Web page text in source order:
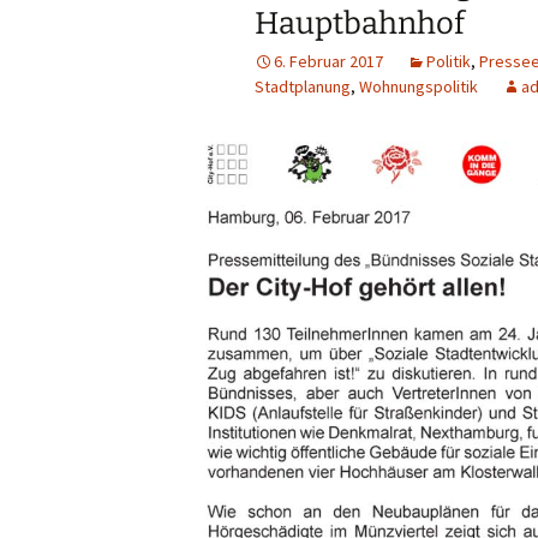
Hauptbahnhof
6. Februar 2017 Politik,
Stadtplanung, Wohnungspolitik